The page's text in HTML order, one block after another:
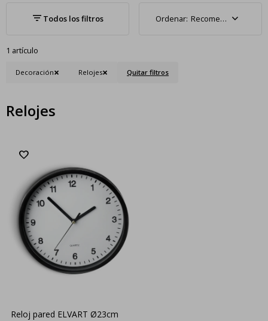
Recomendados
1 artículo
Decoración Relojes Quitar filtros
Relojes
Reloj pared ELVART Ø23cm